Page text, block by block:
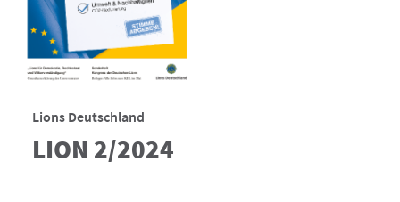
Lions Deutschland
LION 2/2024